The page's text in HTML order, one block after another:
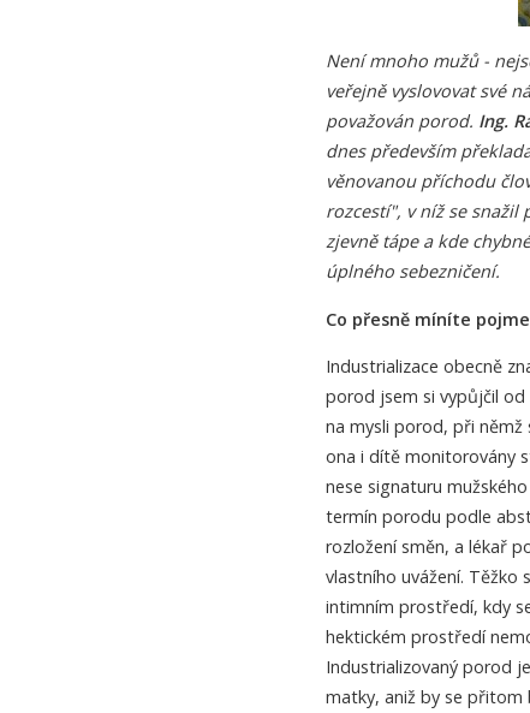
Není mnoho mužů -
veřejně vyslovovat své
považován porod. Ing.
dnes především
věnovanou příchodu
rozcestí", v níž se
zjevně tápe a kde
úplného sebezničení.
Co přesně míníte
Industrializace obecně
porod jsem si vypůjčil od
na mysli porod, při němž
ona i dítě monitorovány
nese signaturu
termín porodu podle
rozložení směn, a lékař
vlastního uvážení.
intimním prostředí, kdy
hektickém prostředí
Industrializovaný porod
matky, aniž by se přitom